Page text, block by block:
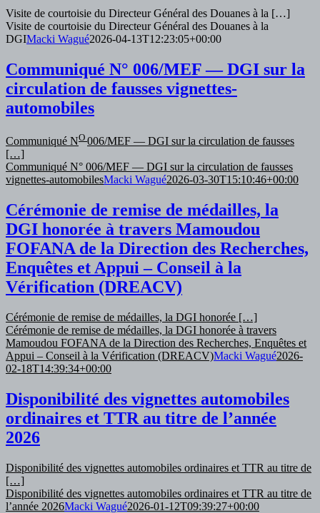
Visite de courtoisie du Directeur Général des Douanes à la […]
Visite de courtoisie du Directeur Général des Douanes à la
DGIMacki Wagué2026-04-13T12:23:05+00:00
Communiqué N° 006/MEF — DGI sur la
circulation de fausses vignettes-
automobiles
Communiqué NO 006/MEF — DGI sur la circulation de fausses
[…]
Communiqué N° 006/MEF — DGI sur la circulation de fausses
vignettes-automobilesMacki Wagué2026-03-30T15:10:46+00:00
Cérémonie de remise de médailles, la
DGI honorée à travers Mamoudou
FOFANA de la Direction des Recherches,
Enquêtes et Appui – Conseil à la
Vérification (DREACV)
Cérémonie de remise de médailles, la DGI honorée […]
Cérémonie de remise de médailles, la DGI honorée à travers
Mamoudou FOFANA de la Direction des Recherches, Enquêtes et
Appui – Conseil à la Vérification (DREACV)Macki Wagué2026-
02-18T14:39:34+00:00
Disponibilité des vignettes automobiles
ordinaires et TTR au titre de l’année
2026
Disponibilité des vignettes automobiles ordinaires et TTR au titre de
[…]
Disponibilité des vignettes automobiles ordinaires et TTR au titre de
l’année 2026Macki Wagué2026-01-12T09:39:27+00:00